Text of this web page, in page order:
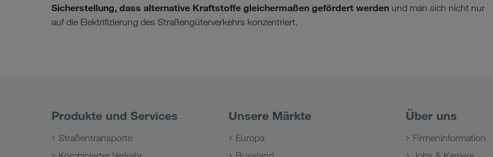
Sicherstellung, dass alternative Kraftstoffe gleichermaßen gefördert werden und man sich nicht nur
auf die Elektrifizierung des Straßengüterverkehrs konzentriert.
Produkte und Services
Straßentransporte
Unsere Märkte
Europa
Über uns
Firmeninformation